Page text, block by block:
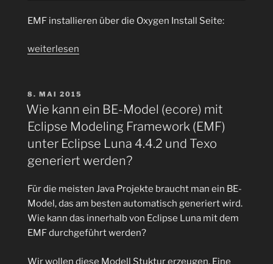
EMF installieren über die Oxygen Install Seite:
„Texo
mit
Diagram
Editor
läuft
auch
mit
Oxygen.1A
(4.7)
auf
Mac
weiterlesen
VERÖFFENTLICHT
AM
8. MAI 2015
Wie kann ein BE-Model (ecore) mit
Eclipse Modeling Framework (EMF)
unter Eclipse Luna 4.4.2 und Texo
generiert werden?
Für die meisten Java Projekte braucht man ein BE-
Model, das am besten automatisch generiert wird.
Wie kann das innerhalb von Eclipse Luna mit dem
EMF durchgeführt werden?
Wir wollen diese Modell Stuktur erzeugen. Eine